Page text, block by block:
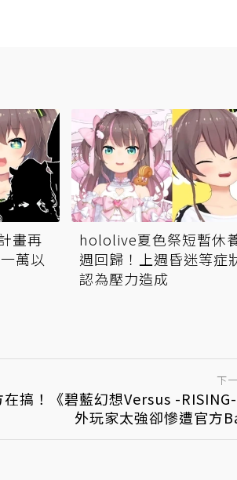
畫再
萬以
hololive夏色祭短暫休
週回歸！上週昏迷等症
認為壓力造成
下
在搞！《碧藍幻想Versus -
外玩家太強卻慘遭官方